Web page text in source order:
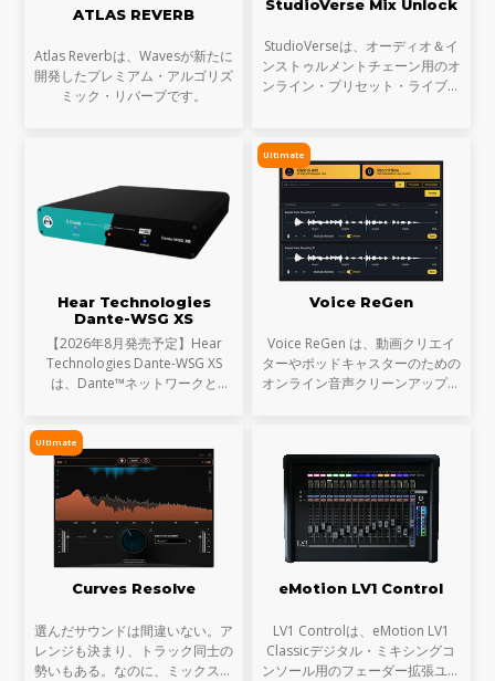
ATLAS REVERB
Atlas Reverbは、Wavesが新たに
開発したプレミアム・アルゴリズ
ミック・リバーブです。
StudioVerse Mix Unlock
StudioVerseは、オーディオ＆イ
ンストゥルメントチェーン用のオ
ンライン・プリセット・ライブラ
し、完成済みのミックス、サンプ
ル、ループ素材を瞬時に解
Hear Technologies
Dante-WSG XS
【2026年8月発売予定】Hear
Technologies Dante-WSG XS
は、Dante™ネットワークと
ィオブリッジです。Waves
eMotion LV1シリーズや
SuperRackシステムをDante
Ultimate
Voice ReGen
Voice ReGen は、動画クリエイ
ターやポッドキャスターのための
オンライン音声クリーンアップ＆
して声そのものの明瞭度と
Ultimate
Curves Resolve
選んだサウンドは間違いない。ア
レンジも決まり、トラック同士の
勢いもある。なのに、ミックスが
eMotion LV1 Control
LV1 Controlは、eMotion LV1
Classicデジタル・ミキシングコ
ンソール用のフェーダー拡張ユニ